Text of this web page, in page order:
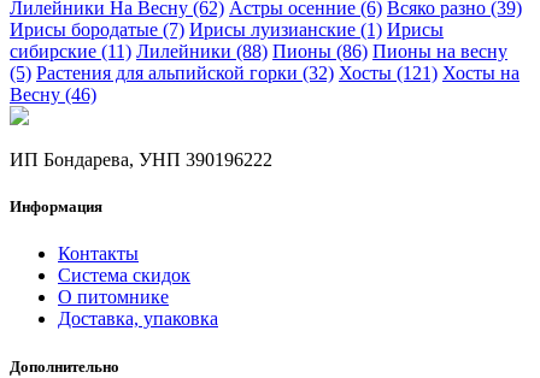
Лилейники На Весну (62) Астры осенние (6) Всяко разно (39)
Ирисы бородатые (7) Ирисы луизианские (1) Ирисы
сибирские (11) Лилейники (88) Пионы (86) Пионы на весну
(5) Растения для альпийской горки (32) Хосты (121) Хосты на
Весну (46)
ИП Бондарева, УНП 390196222
Информация
Контакты
Система скидок
О питомнике
Доставка, упаковка
Дополнительно